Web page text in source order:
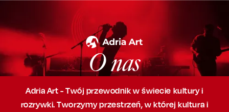
O nas
Adria Art - Twój przewodnik w świecie kultury i
rozrywki. Tworzymy przestrzeń,w której kultura i